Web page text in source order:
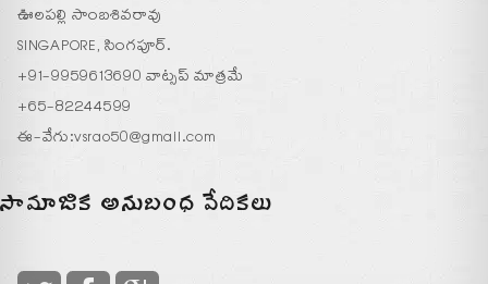
ఊలపల్లి సాంబశివరావు
SINGAPORE, సింగపూర్.
+91-9959613690 వాట్సప్ మాత్రమే
+65-82244599
ఈ-వేగు:vsrao50@gmail.com
సామాజిక అనుబంధ వేదికలు